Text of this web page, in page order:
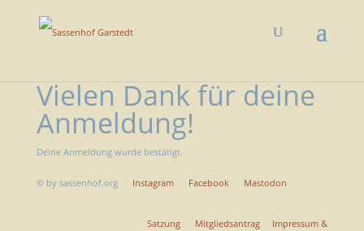
Vielen Dank für deine
Anmeldung!
Deine Anmeldung wurde bestätigt.
©by sassenhof.org Instagram Facebook Mastodon
Satzung Mitgliedsantrag
Impressum &